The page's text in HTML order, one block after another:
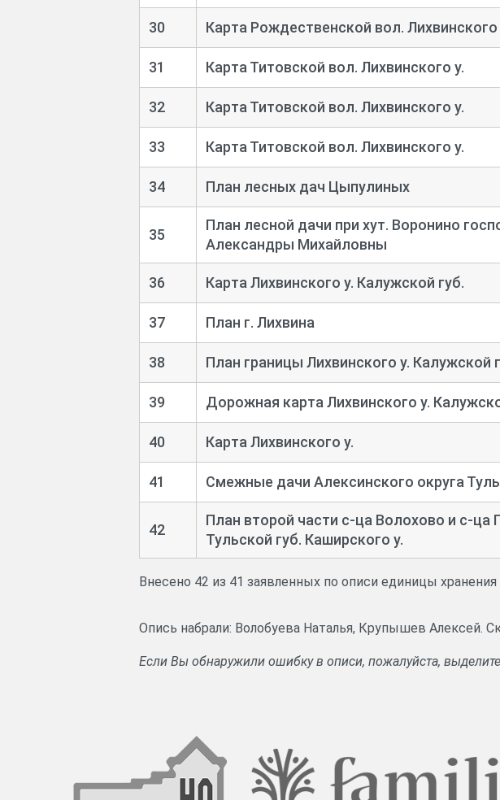
30 Карта Рождественской вол. Лихвинского
31 Карта Титовской вол. Лихвинского у.
32 Карта Титовской вол. Лихвинского у.
33 Карта Титовской вол. Лихвинского у.
34 План лесных дач Цыпулиных
35
План лесной дачи при хут. Воронино
Александры Михайловны
36 Карта Лихвинского у. Калужской губ.
37 План г. Лихвина
38 План границы Лихвинского у. Калужской
39 Дорожная карта Лихвинского у.
40 Карта Лихвинского у.
41 Смежные дачи Алексинского округа
42
План второй части с-ца Волохово и с-ца
Тульской губ. Каширского у.
Внесено 42 из 41 заявленных по описи единицы хранения
Опись набрали: Волобуева Наталья, Крупышев Алексей.
Если Вы обнаружили ошибку в описи, пожалуйста,